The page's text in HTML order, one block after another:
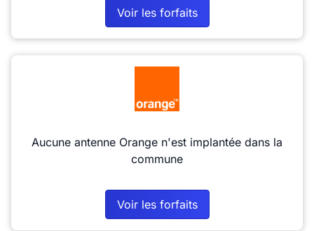
Voir les forfaits
Aucune antenne Orange n'est implantée dans la
commune
Voir les forfaits